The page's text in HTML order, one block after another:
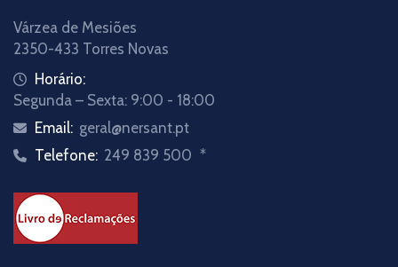
Várzea de Mesiões
2350-433 Torres Novas
Horário:
Segunda – Sexta: 9:00 - 18:00
Email: geral@nersant.pt
Telefone: 249 839 500 *